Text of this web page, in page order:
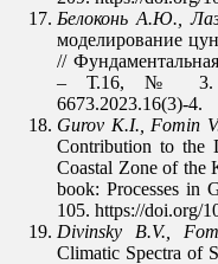
Белоконь А.Ю.,
моделирование
//
– Т.16, № 3. –
6673.2023.16(3)-4.
Gurov K.I., Fomin
Contribution to the
Coastal Zone of the
book: Processes in
105. https://doi.org/
Divinsky B.V.,
Climatic Spectra of